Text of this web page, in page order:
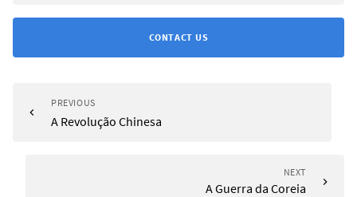
CONTACT US
PREVIOUS
A Revolução Chinesa
NEXT
A Guerra da Coreia